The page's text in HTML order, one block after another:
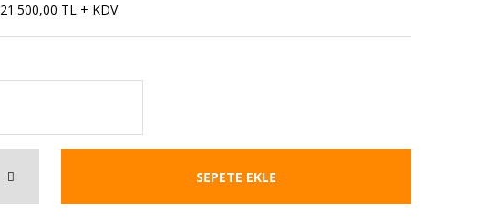
21.500,00 TL + KDV
SEPETE EKLE